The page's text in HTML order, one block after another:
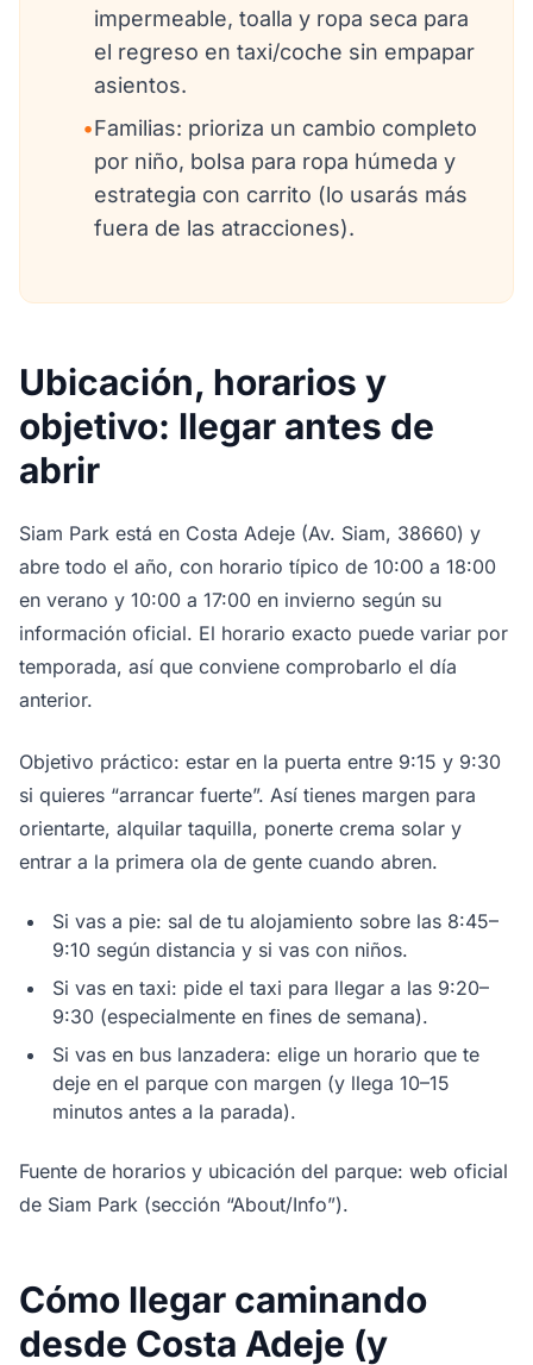
impermeable, toalla y ropa seca para
el regreso en taxi/coche sin empapar
asientos.
•Familias: prioriza un cambio completo
por niño, bolsa para ropa húmeda y
estrategia con carrito (lo usarás más
fuera de las atracciones).
Ubicación, horarios y
objetivo: llegar antes de
abrir
Siam Park está en Costa Adeje (Av. Siam, 38660) y
abre todo el año, con horario típico de 10:00 a 18:00
en verano y 10:00 a 17:00 en invierno según su
información oficial. El horario exacto puede variar por
temporada, así que conviene comprobarlo el día
anterior.
Objetivo práctico: estar en la puerta entre 9:15 y 9:30
si quieres “arrancar fuerte”. Así tienes margen para
orientarte, alquilar taquilla, ponerte crema solar y
entrar a la primera ola de gente cuando abren.
Si vas a pie: sal de tu alojamiento sobre las 8:45–
9:10 según distancia y si vas con niños.
Si vas en taxi: pide el taxi para llegar a las 9:20–
9:30 (especialmente en fines de semana).
Si vas en bus lanzadera: elige un horario que te
deje en el parque con margen (y llega 10–15
minutos antes a la parada).
Fuente de horarios y ubicación del parque: web oficial
de Siam Park (sección “About/Info”).
Cómo llegar caminando
desde Costa Adeje (y